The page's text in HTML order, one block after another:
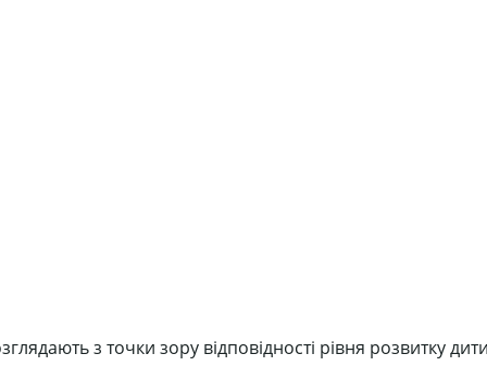
з точки зору відповідності рівня розвитку